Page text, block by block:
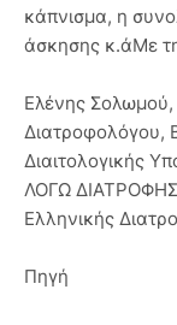
κάπνισμα, η
άσκησης κ.άΜε
Ελένης Σολωμού,
Διατροφολόγου,
Διαιτολογικής
ΛΟΓΩ
Ελληνικής
Πηγή